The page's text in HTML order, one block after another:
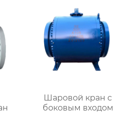
Шаровой кран с
боковым входом